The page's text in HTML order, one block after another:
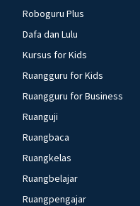
Roboguru Plus
Dafa dan Lulu
Kursus for Kids
Ruangguru for Kids
Ruangguru for Business
Ruanguji
Ruangbaca
Ruangkelas
Ruangbelajar
Ruangpengajar